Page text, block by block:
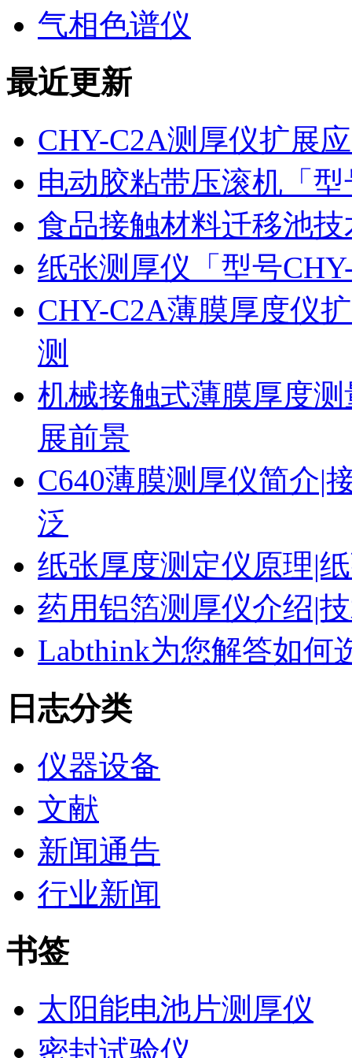
气相色谱仪
最近更新
CHY-C2A测厚仪扩展
电动胶粘带压滚机「
食品接触材料迁移池
纸张测厚仪「型号
CHY-C2A薄膜厚度仪
测
机械接触式薄膜厚度
展前景
C640薄膜测厚仪简介|
泛
纸张厚度测定仪原理|
药用铝箔测厚仪介绍|
Labthink为您解答如何
日志分类
仪器设备
文献
新闻通告
行业新闻
书签
太阳能电池片测厚仪